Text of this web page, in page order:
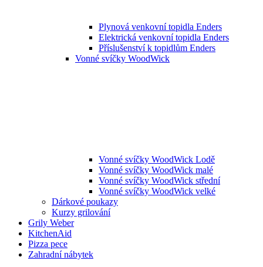
Plynová venkovní topidla Enders
Elektrická venkovní topidla Enders
Příslušenství k topidlům Enders
Vonné svíčky WoodWick
Vonné svíčky WoodWick Lodě
Vonné svíčky WoodWick malé
Vonné svíčky WoodWick střední
Vonné svíčky WoodWick velké
Dárkové poukazy
Kurzy grilování
Grily Weber
KitchenAid
Pizza pece
Zahradní nábytek